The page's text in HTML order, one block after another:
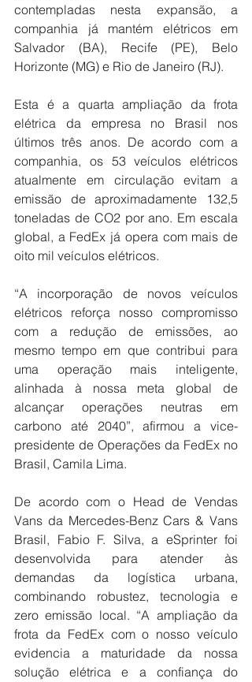
contempladas nesta expansão, a
companhia já mantém elétricos em
Salvador (BA), Recife (PE), Belo
Horizonte (MG) e Rio de Janeiro (RJ).
Esta é a quarta ampliação da frota
elétrica da empresa no Brasil nos
últimos três anos. De acordo com a
companhia, os 53 veículos elétricos
atualmente em circulação evitam a
emissão de aproximadamente 132,5
toneladas de CO2 por ano. Em escala
global, a FedEx já opera com mais de
oito mil veículos elétricos.
“A incorporação de novos veículos
elétricos reforça nosso compromisso
com a redução de emissões, ao
mesmo tempo em que contribui para
uma operação mais inteligente,
alinhada à nossa meta global de
alcançar operações neutras em
carbono até 2040”, afirmou a vice-
presidente de Operações da FedEx no
Brasil, Camila Lima.
De acordo com o Head de Vendas
Vans da Mercedes-Benz Cars & Vans
Brasil, Fabio F. Silva, a eSprinter foi
desenvolvida para atender às
demandas da logística urbana,
combinando robustez, tecnologia e
zero emissão local. “A ampliação da
frota da FedEx com o nosso veículo
evidencia a maturidade da nossa
solução elétrica e a confiança do